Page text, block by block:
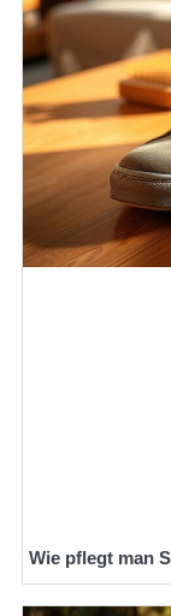
Wie pflegt man